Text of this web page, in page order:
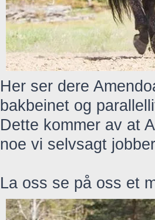
Her ser dere
bakbeinet og
Dette kommer av at
noe vi selvsagt
La oss se på oss et